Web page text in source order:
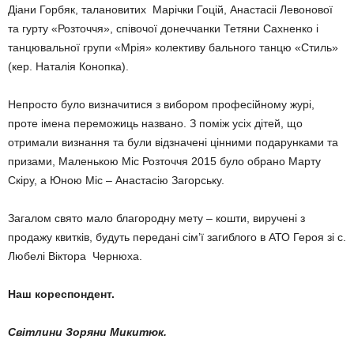
Діани Горбяк, талановитих Марічки Гоцій, Анастасіі Левонової
та гурту «Розточчя», співочої донеччанки Тетяни Сахненко і
танцювальної групи «Мрія» колективу бального танцю «Стиль»
(кер. Наталія Конопка).
Непросто було визначитися з вибором професійному журі,
проте імена переможиць названо. З поміж усіх дітей, що
отримали визнання та були відзначені цінними подарунками та
призами, Маленькою Міс Розточчя 2015 було обрано Марту
Скіру, а Юною Міс – Анастасію Загорську.
Загалом свято мало благородну мету – кошти, виручені з
продажу квитків, будуть передані сім’ї загиблого в АТО Героя зі с.
Любелі Віктора Чернюха.
Наш кореспондент.
Світлини Зоряни Микитюк.